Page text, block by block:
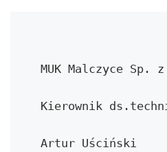
MUK Malczyce Sp.
Kierownik
Artur Uściński